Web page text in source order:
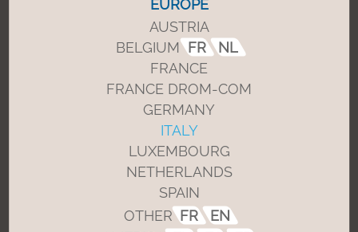
Ci contatti
Non sapete come
scegliere la porta
EUROPE
AUSTRIA
BELGIUM FR
NL
FRANCE
FRANCE DROM-COM
GERMANY
ITALY
LUXEMBOURG
NETHERLANDS
SPAIN
OTHER FR
EN